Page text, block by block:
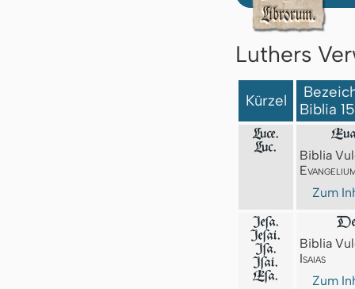
Luthers
Kürzel
Biblia
Luce.
Luc.
Biblia
Zum
Jeſa.
Jeſai.
Jſa.
Iſai.
Eſa.
Biblia
Isaias
Zum